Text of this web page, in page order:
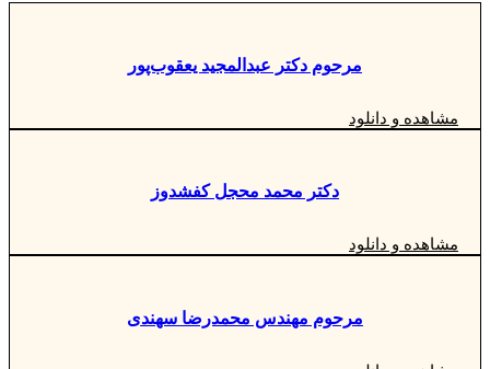
مرحوم دکتر عبدالمجید یعقوب‌پور
مشاهده و دانلود
دکتر محمد محجل کفشدوز
مشاهده و دانلود
مرحوم مهندس محمدرضا سهندی